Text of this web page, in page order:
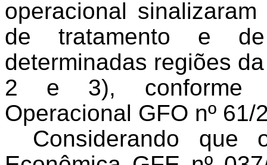
operacional
de tratamento e
determinadas regiões
2 e 3), conforme
Operacional GFO nº 61/
Considerando que